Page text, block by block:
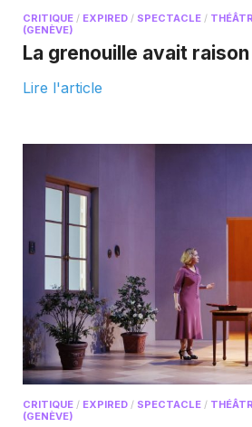
CRITIQUE / EXPIRED / SPECTACLE /
(GENÈVE)
La grenouille avait raison
Lire l'article
CRITIQUE / EXPIRED / SPECTACLE /
(GENÈVE)